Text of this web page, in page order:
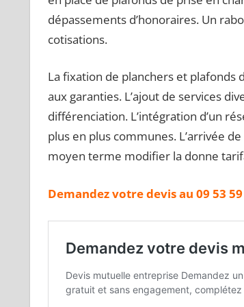
dépassements d’honoraires. Un
cotisations.
La fixation de planchers et plafonds
aux garanties. L’ajout de services
différenciation. L’intégration d’un
plus en plus communes. L’arrivée
moyen terme modifier la donne
Demandez votre devis au 09 53